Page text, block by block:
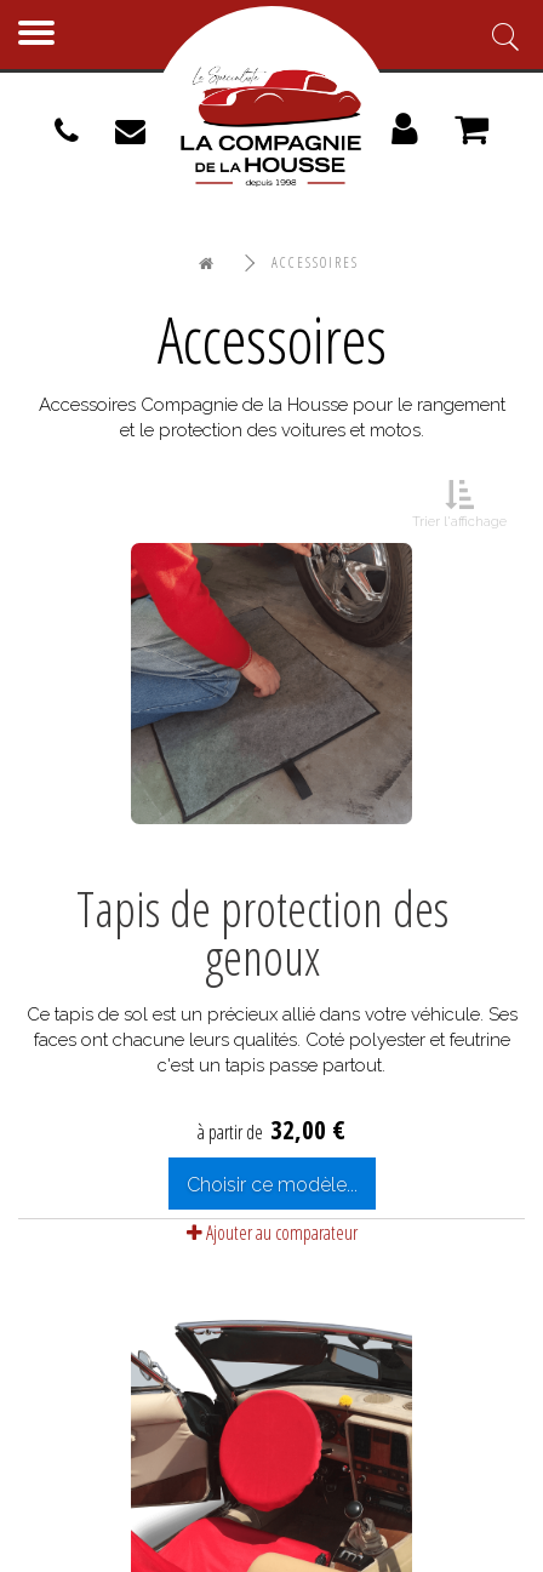
Toggle
ACCESSOIRES
Accessoires
Accessoires Compagnie de la Housse pour le rangement
et le protection des voitures et motos.
Trier l'affichage
Tapis de protection des
genoux
Ce tapis de sol est un précieux allié dans votre véhicule. Ses
faces ont chacune leurs qualités. Coté polyester et feutrine
c'est un tapis passe partout.
à partir de 32,00 €
Choisir ce modèle...
Ajouter au comparateur